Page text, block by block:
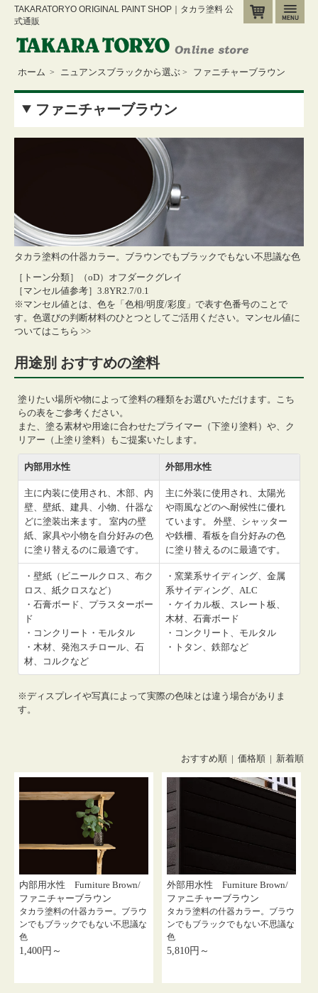
カート
TAKARATORYO ORIGINAL PAINT SHOP｜タカラ塗料 公
式通販
ホーム > ニュアンスブラックから選ぶ > ファニチャーブラウン
ファニチャーブラウン
タカラ塗料の什器カラー。ブラウンでもブラックでもない不思議な色
［トーン分類］（oD）オフダークグレイ
［マンセル値参考］3.8YR2.7/0.1
※マンセル値とは、色を「色相/明度/彩度」で表す色番号のことで
す。色選びの判断材料のひとつとしてご活用ください。 マンセル値に
ついてはこちら >>
用途別 おすすめの塗料
塗りたい場所や物によって塗料の種類をお選びいただけます。こち
らの表をご参考ください。
また、塗る素材や用途に合わせたプライマー（下塗り塗料）や、ク
リアー（上塗り塗料）もご提案いたします。
内部用水性 外部用水性
主に内装に使用され、木部、内
壁、壁紙、建具、小物、什器な
どに塗装出来ます。 室内の壁
紙、家具や小物を自分好みの色
に塗り替えるのに最適です。
主に外装に使用され、太陽光
や雨風などのへ耐候性に優れ
ています。 外壁、シャッター
や鉄柵、看板を自分好みの色
に塗り替えるのに最適です。
・壁紙（ビニールクロス、布ク
ロス、紙クロスなど）
・石膏ボード、プラスターボー
ド
・コンクリート・モルタル
・木材、発泡スチロール、石
材、コルクなど
・窯業系サイディング、金属
系サイディング、ALC
・ケイカル板、スレート板、
木材、石膏ボード
・コンクリート、モルタル
・トタン、鉄部など
※ディスプレイや写真によって実際の色味とは違う場合がありま
す。
おすすめ順 | 価格順 | 新着順
内部用水性 Furniture Brown/
ファニチャーブラウン
タカラ塗料の什器カラー。ブラウ
ンでもブラックでもない不思議な
色
1,400円～
外部用水性 Furniture Brown/
ファニチャーブラウン
タカラ塗料の什器カラー。ブラウ
ンでもブラックでもない不思議な
色
5,810円～